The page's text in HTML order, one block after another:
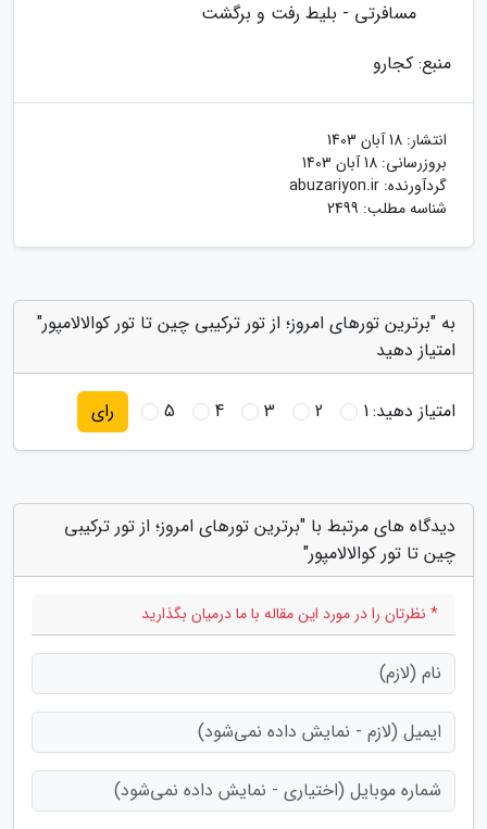
مسافرتی - بلیط رفت و برگشت
منبع: کجارو
انتشار: 18 آبان 1403
بروزرسانی: 18 آبان 1403
گردآورنده: abuzariyon.ir
شناسه مطلب: 2499
به "برترین تورهای امروز؛ از تور ترکیبی چین تا تور کوالالامپور"
امتیاز دهید
امتیاز دهید:1
2
3
4
5 رای
دیدگاه های مرتبط با "برترین تورهای امروز؛ از تور ترکیبی
چین تا تور کوالالامپور"
* نظرتان را در مورد این مقاله با ما درمیان بگذارید